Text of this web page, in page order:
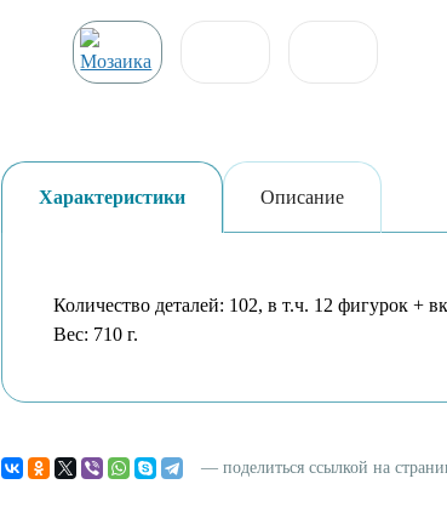
Характеристики Описание
Количество деталей: 102, в т.ч. 12 фигурок
Вес: 710 г.
— поделиться ссылкой на